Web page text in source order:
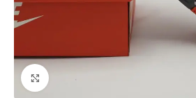
Click to enlarge